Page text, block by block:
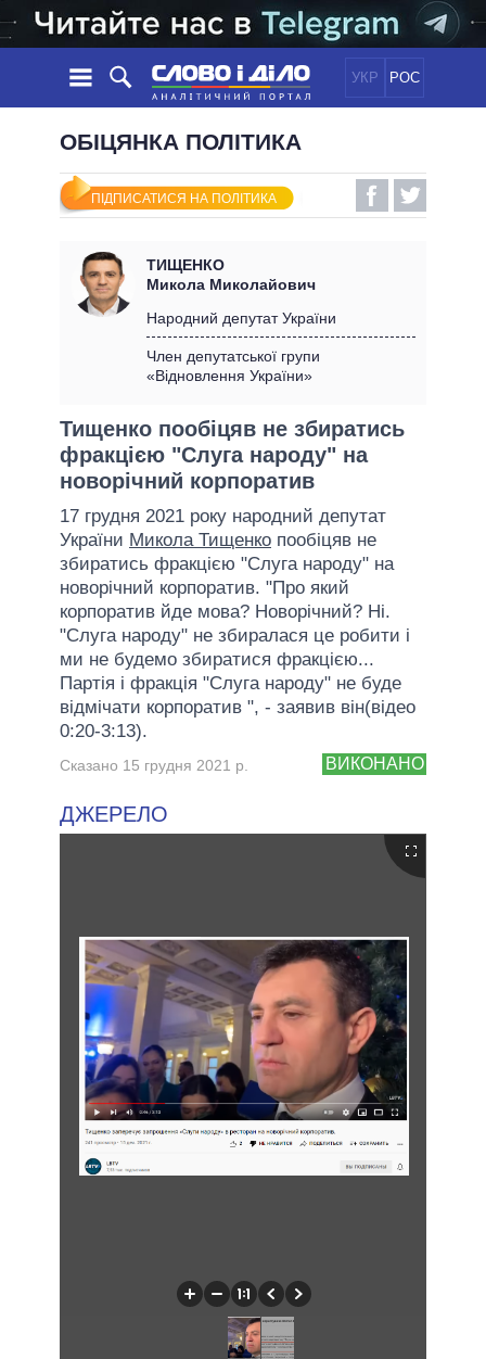
УКР РОС
НОВИНИ
СТРІЧКА
ПОДІЇ
СТАТТІ
ДУМКИ
ОГЛЯДИ
ДАЙДЖЕСТИ
ПОЛІТИКА
ЕКОНОМІКА
СВІТ
ОБIЦЯНКИ
УСІ ПОЛІТИКИ
ПРЕЗИДЕНТ І ОФІС
КАБІНЕТ МІНІСТРІВ
МЕРИ МІСТ
ВСІ ПЕРСОНИ
ІНФОГРАФІКА
ВІДЕО
ПІДТРИМАТИ
ПОРІВНЯННЯ ПОЛІТИКІВ
ОБІЦЯНКА ПОЛІТИКА
ПІДПИСАТИСЯ НА ПОЛІТИКА
ТИЩЕНКО
Микола Миколайович
Народний депутат України
Член депутатської групи
«Відновлення України»
Тищенко пообіцяв не збиратись
фракцією "Слуга народу" на
новорічний корпоратив
17 грудня 2021 року народний депутат
України Микола Тищенко пообіцяв не
збиратись фракцією "Слуга народу" на
новорічний корпоратив. "Про який
корпоратив йде мова? Новорічний? Ні.
"Слуга народу" не збиралася це робити і
ми не будемо збиратися фракцією...
Партія і фракція "Слуга народу" не буде
відмічати корпоратив ", - заявив він(відео
0:20-3:13).
ВИКОНАНО
Сказано 15 грудня 2021 р.
ДЖЕРЕЛО